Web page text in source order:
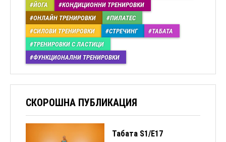
ЙОГА
КОНДИЦИОННИ ТРЕНИРОВКИ
ОНЛАЙН ТРЕНИРОВКИ
ПИЛАТЕС
СИЛОВИ ТРЕНИРОВКИ
СТРЕЧИНГ
ТАБАТА
ТРЕНИРОВКИ С ЛАСТИЦИ
ФУНКЦИОНАЛНИ ТРЕНИРОВКИ
СКОРОШНА ПУБЛИКАЦИЯ
Табата S1/Е17